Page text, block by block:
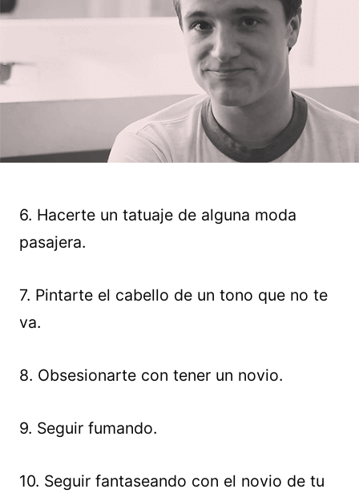
6. Hacerte un tatuaje de alguna moda
pasajera.
7. Pintarte el cabello de un tono que no te
va.
8. Obsesionarte con tener un novio.
9. Seguir fumando.
10. Seguir fantaseando con el novio de tu